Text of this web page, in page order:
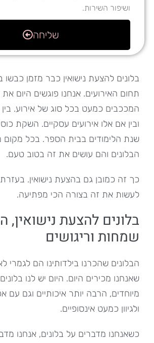
ושיפור השירות.
שליחה
בלונים להצעת נישואין כבר מזמן
תחום האירועים. אנחנו פוגשים היום את
המככבים כמעט בכל סוג של אירוע. בין
ובין אם אלו אירועים עסקיים. השקת
שנת הלימודים בבית הספר. בכל
הבלונים והם עושים את זה בטוב טעם.
כך זה כמובן גם בהצעת נישואין. בעזרת
לעשות את זה בצורה הכי מפתיעה.
בלונים להצעת נישואין,
שמחות וריגושים
הבלונים שהכרנו בילדותינו הם לגמרי
שאנחנו מכירים היום. היום יש לנו
מיוחדים, הרבה יותר איכותיים וגם עם
ולגיוון כמעט אינסופיים.
כשאנחנו מדברים על בלונים, אנחנו